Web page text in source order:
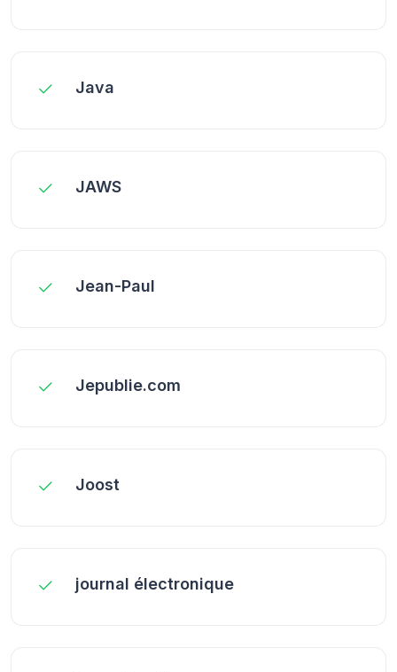
Java
JAWS
Jean-Paul
Jepublie.com
Joost
journal électronique